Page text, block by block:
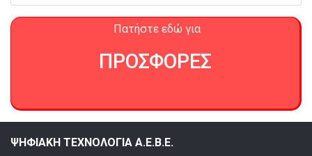
Πατήστε εδώ για
ΠΡΟΣΦΟΡΕΣ
ΨΗΦΙΑΚΗ ΤΕΧΝΟΛΟΓΙΑ Α.Ε.Β.Ε.